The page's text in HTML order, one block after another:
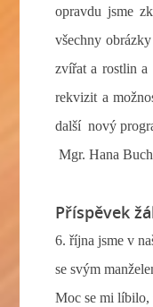
opravdu jsme
všechny
zvířat a rostlin a
rekvizit a
další nový
Mgr. Hana
Příspěvek
6. října jsme v
se svým
Moc se mi líbilo,